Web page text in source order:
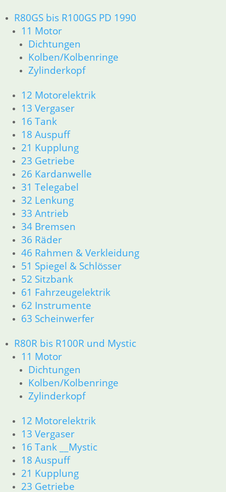
R80GS bis R100GS PD 1990
11 Motor
Dichtungen
Kolben/Kolbenringe
Zylinderkopf
12 Motorelektrik
13 Vergaser
16 Tank
18 Auspuff
21 Kupplung
23 Getriebe
26 Kardanwelle
31 Telegabel
32 Lenkung
33 Antrieb
34 Bremsen
36 Räder
46 Rahmen & Verkleidung
51 Spiegel & Schlösser
52 Sitzbank
61 Fahrzeugelektrik
62 Instrumente
63 Scheinwerfer
R80R bis R100R und Mystic
11 Motor
Dichtungen
Kolben/Kolbenringe
Zylinderkopf
12 Motorelektrik
13 Vergaser
16 Tank __Mystic
18 Auspuff
21 Kupplung
23 Getriebe